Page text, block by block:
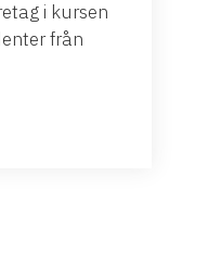
i kursen
från